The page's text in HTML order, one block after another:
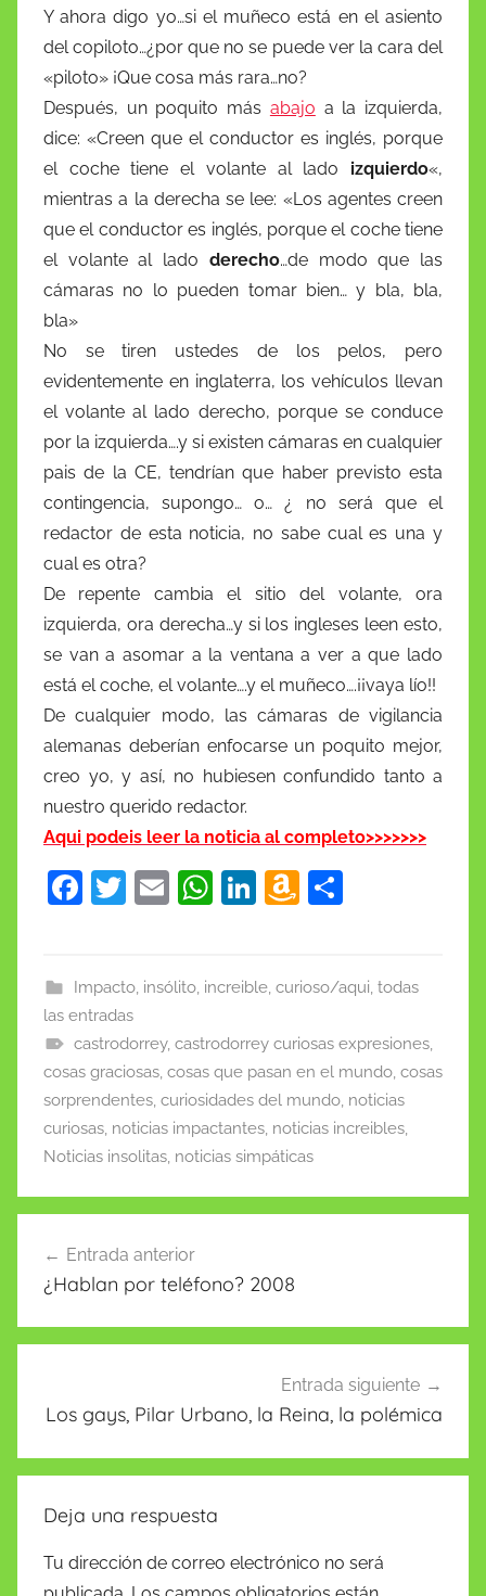
Y ahora digo yo…si el muñeco está en el asiento
del copiloto…¿por que no se puede ver la cara del
«piloto» ¡Que cosa más rara…no?
Después, un poquito más abajo a la izquierda,
dice: «Creen que el conductor es inglés, porque
el coche tiene el volante al lado izquierdo«,
mientras a la derecha se lee: «Los agentes creen
que el conductor es inglés, porque el coche tiene
el volante al lado derecho…de modo que las
cámaras no lo pueden tomar bien… y bla, bla,
bla»
No se tiren ustedes de los pelos, pero
evidentemente en inglaterra, los vehículos llevan
el volante al lado derecho, porque se conduce
por la izquierda….y si existen cámaras en cualquier
pais de la CE, tendrían que haber previsto esta
contingencia, supongo… o… ¿ no será que el
redactor de esta noticia, no sabe cual es una y
cual es otra?
De repente cambia el sitio del volante, ora
izquierda, ora derecha…y si los ingleses leen esto,
se van a asomar a la ventana a ver a que lado
está el coche, el volante….y el muñeco….¡¡vaya lío!!
De cualquier modo, las cámaras de vigilancia
alemanas deberían enfocarse un poquito mejor,
creo yo, y así, no hubiesen confundido tanto a
nuestro querido redactor.
Aqui podeis leer la noticia al completo>>>>>>>
F
e
b
o
o
k
T
er
E
l
W
s
p
p
Li
e
n
A
z
n
W
is
h
Li
p
tir
Impacto, insólito, increible, curioso/aqui, todas
las entradas
castrodorrey, castrodorrey curiosas expresiones,
cosas graciosas, cosas que pasan en el mundo, cosas
sorprendentes, curiosidades del mundo, noticias
curiosas, noticias impactantes, noticias increibles,
Noticias insolitas, noticias simpáticas
de
Entrada anterior
¿Hablan por teléfono? 2008
Entrada siguiente
Los gays, Pilar Urbano, la Reina, la polémica
Deja una respuesta
Tu dirección de correo electrónico no será